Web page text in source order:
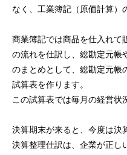
なく、工業簿記（原価計算）
商業簿記では商品を仕入れて
の流れを仕訳し、総勘定元帳
のまとめとして、総勘定元帳
試算表を作ります。
この試算表では毎月の経営状
決算期末が来ると、今度は決
決算整理仕訳は、企業が正し